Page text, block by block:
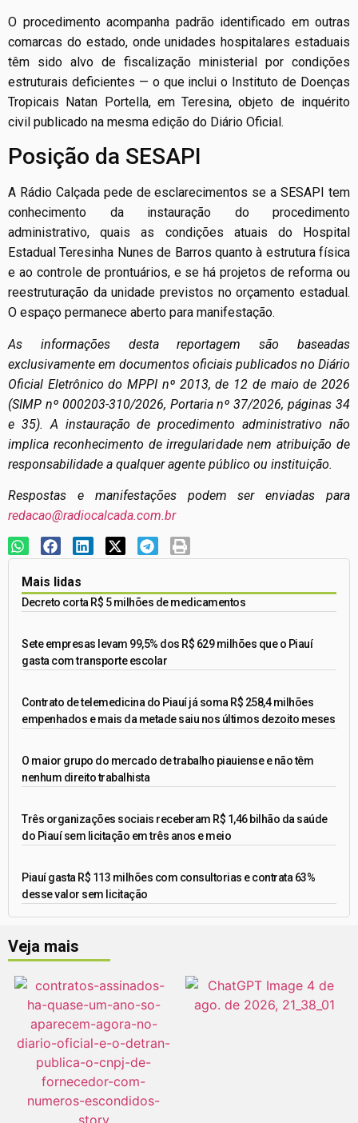
O procedimento acompanha padrão identificado em outras
comarcas do estado, onde unidades hospitalares estaduais
têm sido alvo de fiscalização ministerial por condições
estruturais deficientes — o que inclui o Instituto de Doenças
Tropicais Natan Portella, em Teresina, objeto de inquérito
civil publicado na mesma edição do Diário Oficial.
Posição da SESAPI
A Rádio Calçada pede de esclarecimentos se a SESAPI tem
conhecimento da instauração do procedimento
administrativo, quais as condições atuais do Hospital
Estadual Teresinha Nunes de Barros quanto à estrutura física
e ao controle de prontuários, e se há projetos de reforma ou
reestruturação da unidade previstos no orçamento estadual.
O espaço permanece aberto para manifestação.
As informações desta reportagem são baseadas
exclusivamente em documentos oficiais publicados no Diário
Oficial Eletrônico do MPPI nº 2013, de 12 de maio de 2026
(SIMP nº 000203-310/2026, Portaria nº 37/2026, páginas 34
e 35). A instauração de procedimento administrativo não
implica reconhecimento de irregularidade nem atribuição de
responsabilidade a qualquer agente público ou instituição.
Respostas e manifestações podem ser enviadas para
redacao@radiocalcada.com.br
Mais lidas
Decreto corta R$ 5 milhões de medicamentos
Sete empresas levam 99,5% dos R$ 629 milhões que o Piauí
gasta com transporte escolar
Contrato de telemedicina do Piauí já soma R$ 258,4 milhões
empenhados e mais da metade saiu nos últimos dezoito meses
O maior grupo do mercado de trabalho piauiense e não têm
nenhum direito trabalhista
Três organizações sociais receberam R$ 1,46 bilhão da saúde
do Piauí sem licitação em três anos e meio
Piauí gasta R$ 113 milhões com consultorias e contrata 63%
desse valor sem licitação
Veja mais